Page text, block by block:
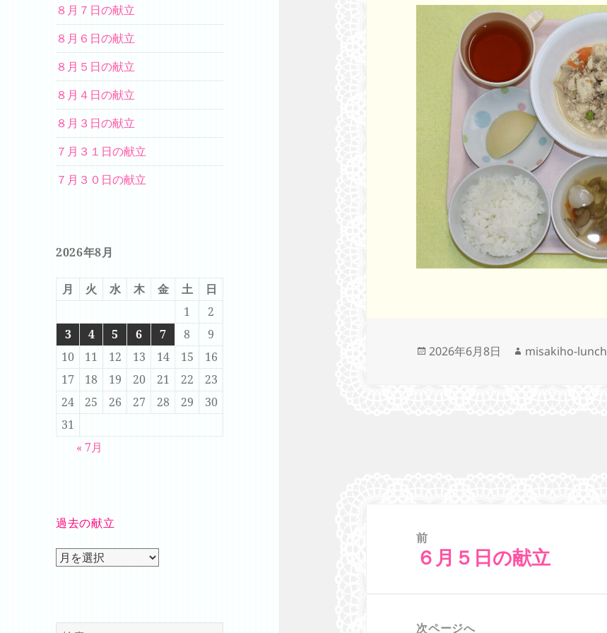
８月７日の献立
８月６日の献立
８月５日の献立
８月４日の献立
８月３日の献立
７月３１日の献立
７月３０日の献立
2026年8月
月 火 水 木 金 土
日
1
2
3
4 5 6 7 8
9
10
11 12 13 14 15
16
17
18 19 20 21 22
23
24
25 26 27 28 29
30
31
« 7月
過去の献立
過
立
投
2026年6月8日
作
misakiho-lunch
前
前
稿:
６月５日の献立
次ページへ